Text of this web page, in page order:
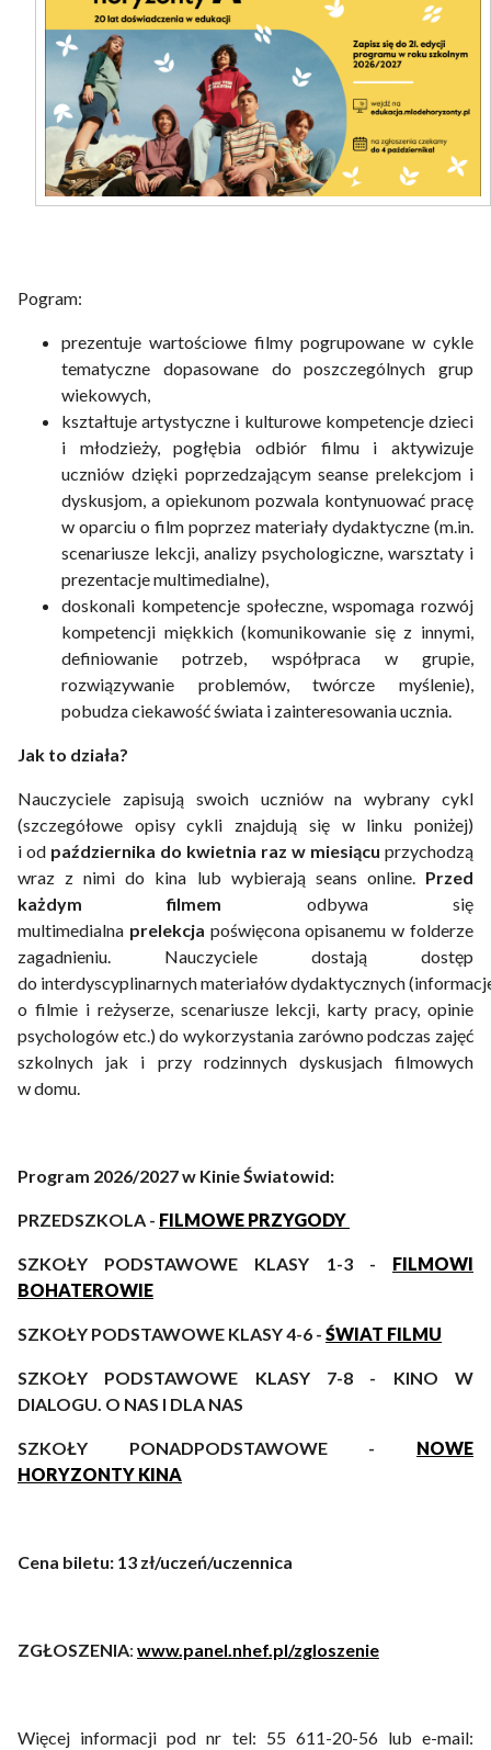
Pogram:
prezentuje wartościowe filmy pogrupowane w cykle
tematyczne dopasowane do poszczególnych grup
wiekowych,
kształtuje artystyczne i kulturowe kompetencje dzieci
i młodzieży, pogłębia odbiór filmu i aktywizuje
uczniów dzięki poprzedzającym seanse prelekcjom i
dyskusjom, a opiekunom pozwala kontynuować pracę
w oparciu o film poprzez materiały dydaktyczne (m.in.
scenariusze lekcji, analizy psychologiczne, warsztaty i
prezentacje multimedialne),
doskonali kompetencje społeczne, wspomaga rozwój
kompetencji miękkich (komunikowanie się z innymi,
definiowanie potrzeb, współpraca w grupie,
rozwiązywanie problemów, twórcze myślenie),
pobudza ciekawość świata i zainteresowania ucznia.
Jak to działa?
Nauczyciele zapisują swoich uczniów na wybrany cykl
(szczegółowe opisy cykli znajdują się w linku poniżej)
i od października do kwietnia raz w miesiącu przychodzą
wraz z nimi do kina lub wybierają seans online. Przed
każdym filmem odbywa się
multimedialna prelekcja poświęcona opisanemu w folderze
zagadnieniu. Nauczyciele dostają dostęp
do interdyscyplinarnych materiałów dydaktycznych
o filmie i reżyserze, scenariusze lekcji, karty pracy, opinie
psychologów etc.) do wykorzystania zarówno podczas zajęć
szkolnych jak i przy rodzinnych dyskusjach filmowych
w domu.
Program 2026/2027 w Kinie Światowid:
PRZEDSZKOLA - FILMOWE PRZYGODY
SZKOŁY PODSTAWOWE KLASY 1-3 - FILMOWI
BOHATEROWIE
SZKOŁY PODSTAWOWE KLASY 4-6 - ŚWIAT FILMU
SZKOŁY PODSTAWOWE KLASY 7-8 - KINO W
DIALOGU. O NAS I DLA NAS
SZKOŁY PONADPODSTAWOWE - NOWE
HORYZONTY KINA
Cena biletu: 13 zł/uczeń/uczennica
ZGŁOSZENIA: www.panel.nhef.pl/zgloszenie
Więcej informacji pod nr tel: 55 611-20-56 lub e-mail: